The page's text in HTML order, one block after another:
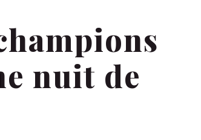
nuit de